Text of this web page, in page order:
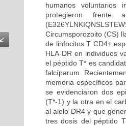
humanos voluntarios
protegieron
Circumsporozoito (CS)
de linfocitos T CD4+
HLA-DR en individuos
el péptido T* es
falcíparum.
memoria específicos
se evidenciaron dos
(T*-1) y la otra en el
al alelo DR4 y que
tres dosis del péptido